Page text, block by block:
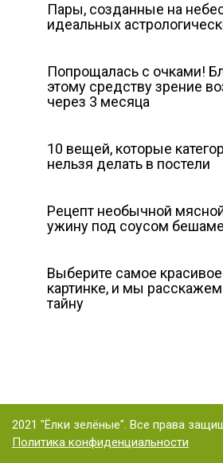
Пары, созданные на
идеальных
Попрощалась с очками!
этому средству зрение
через 3 месяца
10 вещей, которые
нельзя делать в постели
Рецепт необычной
ужину под соусом
Выберите самое красивое
картинке, и мы
тайну
2021 "Ёлки зелёные". Все права
Политика конфиденциальности